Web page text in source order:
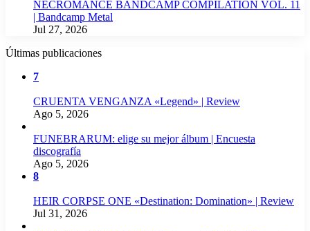
NECROMANCE BANDCAMP COMPILATION VOL. 11
| Bandcamp Metal
Jul 27, 2026
Últimas publicaciones
7
CRUENTA VENGANZA «Legend» | Review
Ago 5, 2026
FUNEBRARUM: elige su mejor álbum | Encuesta
discografía
Ago 5, 2026
8
HEIR CORPSE ONE «Destination: Domination» | Review
Jul 31, 2026